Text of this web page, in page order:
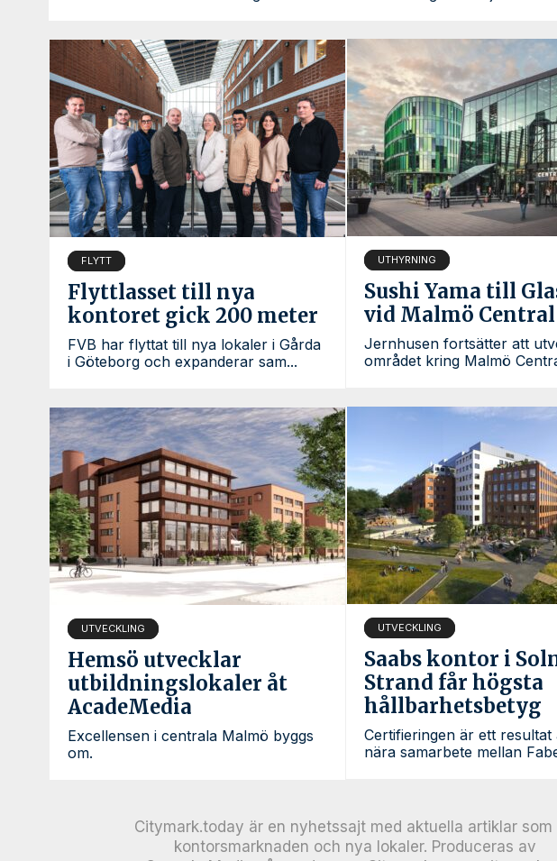
FLYTT
Flyttlasset till nya
kontoret gick 200 meter
FVB har flyttat till nya lokaler i Gårda
i Göteborg och expanderar sam...
UTHYRNING
Sushi Yama till
vid Malmö Central
Jernhusen fortsätter att
området kring Malmö
UTVECKLING
Hemsö utvecklar
utbildningslokaler åt
AcadeMedia
Excellensen i centrala Malmö byggs
om.
UTVECKLING
Saabs kontor i
Strand får högsta
hållbarhetsbetyg
Certifieringen är ett resultat
nära samarbete mellan
Citymark.today är en nyhetssajt med aktuella artiklar som
kontorsmarknaden och nya lokaler. Produceras av